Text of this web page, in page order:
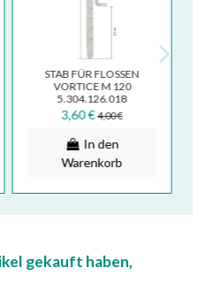
STAB FÜR FLOSSEN
VORTICE M 120
5.304.126.018
3,60 € 4,00 €
In den
Warenkorb
gekauft haben,